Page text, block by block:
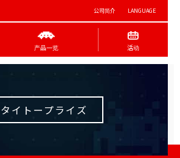
公司简介 LANGUAGE
产品一览 活动
タイトープライズ